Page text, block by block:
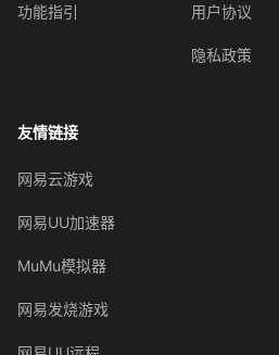
功能指引 用户协议
隐私政策
友情链接
网易云游戏
网易UU加速器
MuMu模拟器
网易发烧游戏